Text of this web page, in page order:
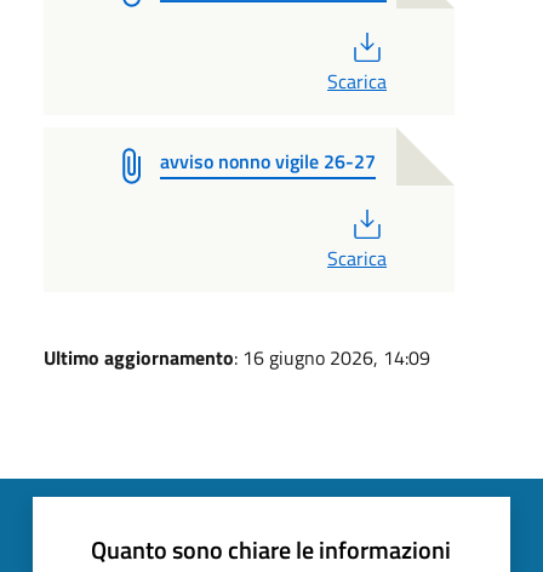
Scarica
avviso nonno vigile 26-27
Scarica
Ultimo aggiornamento: 16 giugno 2026, 14:09
Quanto sono chiare le informazioni